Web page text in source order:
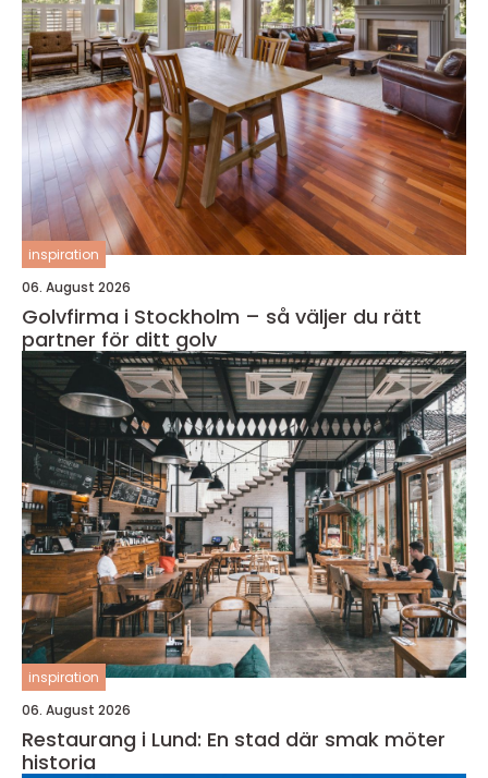
inspiration
06. August 2026
Golvfirma i Stockholm – så väljer du rätt
partner för ditt golv
inspiration
06. August 2026
Restaurang i Lund: En stad där smak möter
historia